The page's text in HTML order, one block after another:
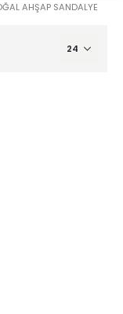
AHŞAP SANDALYE